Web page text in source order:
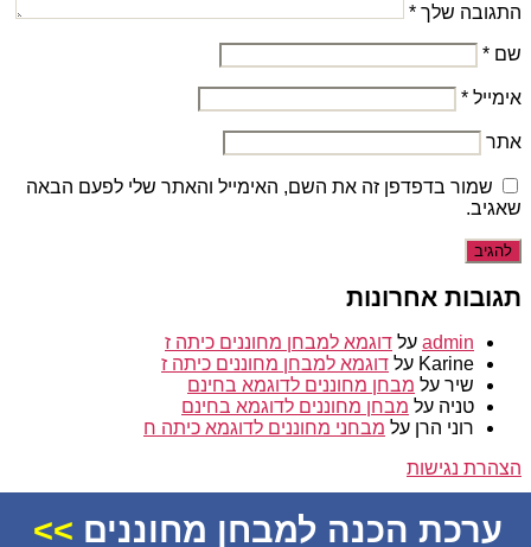
התגובה שלך *
שם *
אימייל *
אתר
שמור בדפדפן זה את השם, האימייל והאתר שלי לפעם הבאה
שאגיב.
תגובות אחרונות
admin על דוגמא למבחן מחוננים כיתה ז
Karine על דוגמא למבחן מחוננים כיתה ז
שיר על מבחן מחוננים לדוגמא בחינם
טניה על מבחן מחוננים לדוגמא בחינם
רוני הרן על מבחני מחוננים לדוגמא כיתה ח
הצהרת נגישות
ערכת הכנה למבחן מחוננים >>